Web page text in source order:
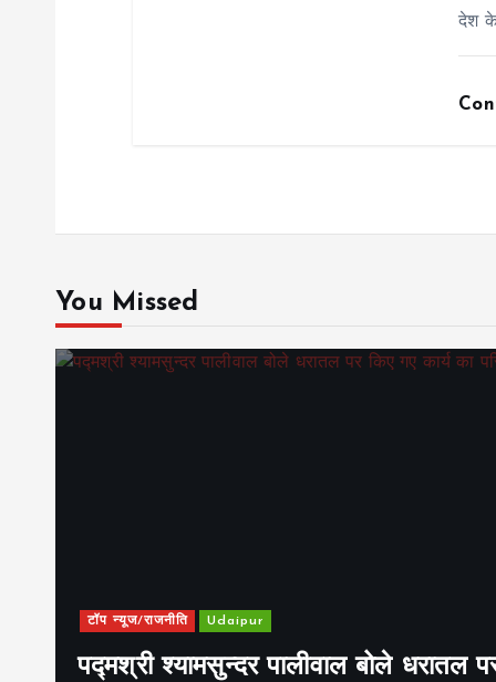
देश
You Missed
टॉप न्यूज/राजनीति Udaipur
पद्मश्री श्यामसुन्दर पालीवाल बोले धरातल